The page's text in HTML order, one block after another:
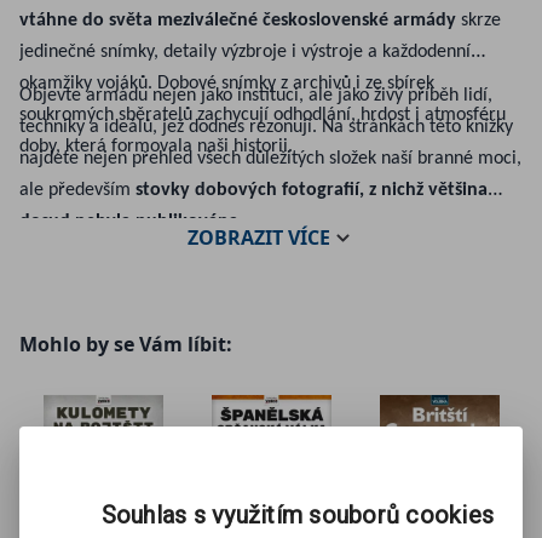
vtáhne do světa meziválečné československé armády skrze
jedinečné snímky, detaily výzbroje i výstroje a každodenní
okamžiky vojáků. Dobové snímky z archivů i ze sbírek
soukromých sběratelů zachycují odhodlání, hrdost i atmosféru
doby, která formovala naši historii.
Objevte armádu nejen jako instituci, ale jako živý příběh lidí,
techniky a ideálů, jež dodnes rezonují. Na stránkách této knížky
najdete nejen přehled všech důležitých složek naší branné moci,
ale především stovky dobových fotografií, z nichž většina
dosud nebyla publikována.
ZOBRAZITVÍCE
Mohlo by se Vám líbit:
Souhlas s využitím souborů cookies